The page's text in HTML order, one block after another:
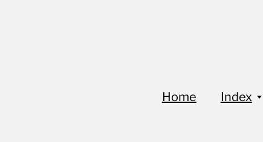
Home Index